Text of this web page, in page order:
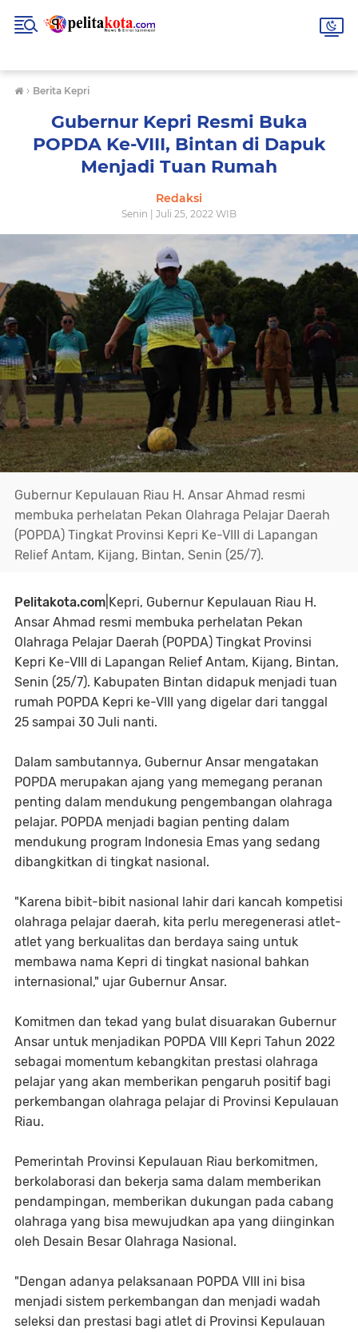
› Berita Kepri
Gubernur Kepri Resmi Buka
POPDA Ke-VIII, Bintan di Dapuk
Menjadi Tuan Rumah
Redaksi
Senin | Juli 25, 2022 WIB
Gubernur Kepulauan Riau H. Ansar Ahmad resmi
membuka perhelatan Pekan Olahraga Pelajar Daerah
(POPDA) Tingkat Provinsi Kepri Ke-VIII di Lapangan
Relief Antam, Kijang, Bintan, Senin (25/7).
Pelitakota.com |Kepri, Gubernur Kepulauan Riau H.
Ansar Ahmad resmi membuka perhelatan Pekan
Olahraga Pelajar Daerah (POPDA) Tingkat Provinsi
Kepri Ke-VIII di Lapangan Relief Antam, Kijang, Bintan,
Senin (25/7). Kabupaten Bintan didapuk menjadi tuan
rumah POPDA Kepri ke-VIII yang digelar dari tanggal
25 sampai 30 Juli nanti.
Dalam sambutannya, Gubernur Ansar mengatakan
POPDA merupakan ajang yang memegang peranan
penting dalam mendukung pengembangan olahraga
pelajar. POPDA menjadi bagian penting dalam
mendukung program Indonesia Emas yang sedang
dibangkitkan di tingkat nasional.
"Karena bibit-bibit nasional lahir dari kancah kompetisi
olahraga pelajar daerah, kita perlu meregenerasi atlet-
atlet yang berkualitas dan berdaya saing untuk
membawa nama Kepri di tingkat nasional bahkan
internasional," ujar Gubernur Ansar.
Komitmen dan tekad yang bulat disuarakan Gubernur
Ansar untuk menjadikan POPDA VIII Kepri Tahun 2022
sebagai momentum kebangkitan prestasi olahraga
pelajar yang akan memberikan pengaruh positif bagi
perkembangan olahraga pelajar di Provinsi Kepulauan
Riau.
Pemerintah Provinsi Kepulauan Riau berkomitmen,
berkolaborasi dan bekerja sama dalam memberikan
pendampingan, memberikan dukungan pada cabang
olahraga yang bisa mewujudkan apa yang diinginkan
oleh Desain Besar Olahraga Nasional.
"Dengan adanya pelaksanaan POPDA VIII ini bisa
menjadi sistem perkembangan dan menjadi wadah
seleksi dan prestasi bagi atlet di Provinsi Kepulauan